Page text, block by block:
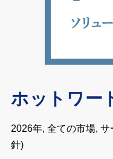
ホットワー
2026年, 全ての市場,
針)